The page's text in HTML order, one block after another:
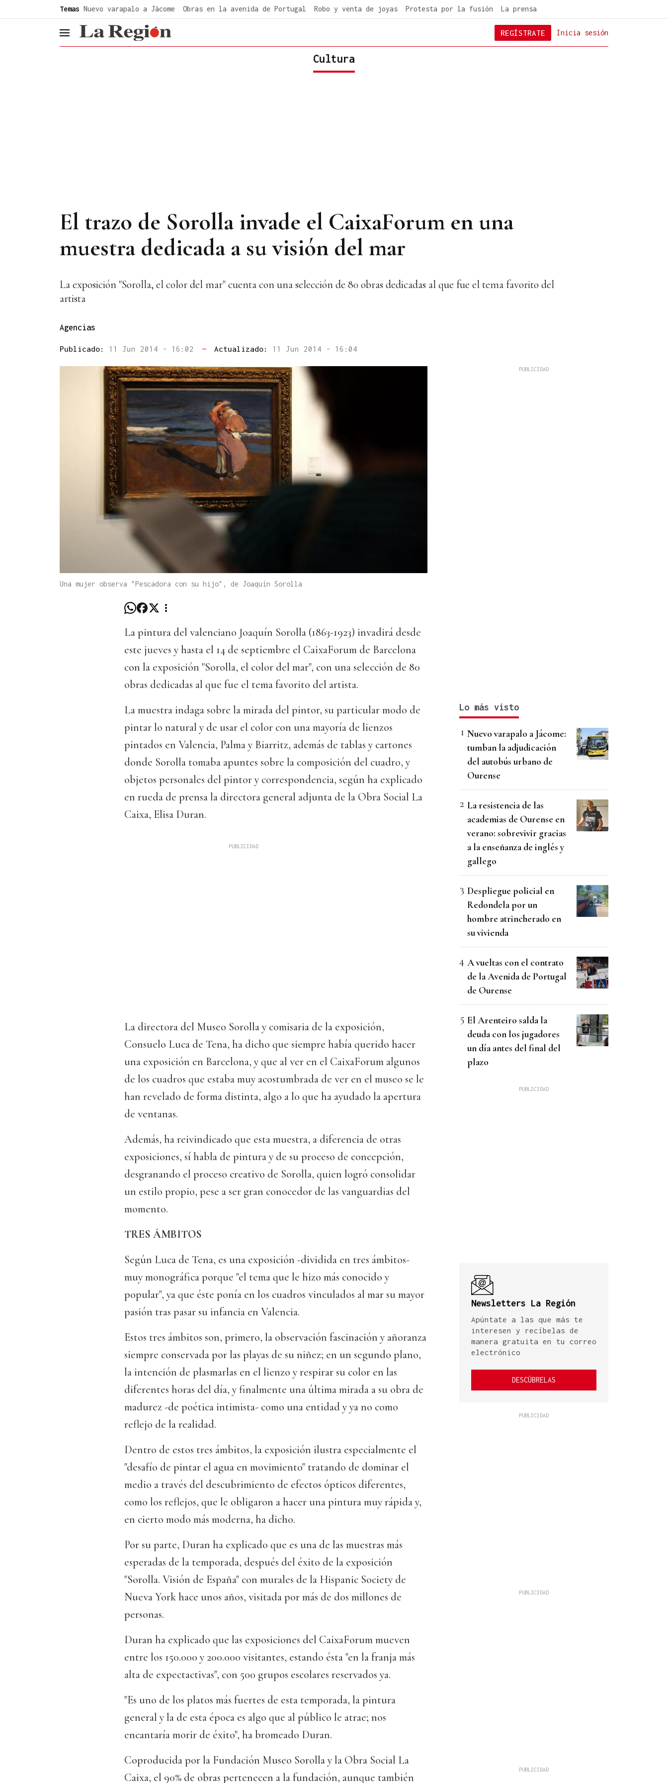
Temas Nuevo varapalo a Jácome Obras en la avenida de Portugal Robo y venta de joyas Protesta por la fusión La prensa
header.menu.open Inicia sesión
REGÍSTRATE
Cultura
El trazo de Sorolla invade el CaixaForum en una
muestra dedicada a su visión del mar
La exposición "Sorolla, el color del mar" cuenta con una selección de 80 obras dedicadas al que fue el tema favorito del
artista
Agencias
Publicado: 11 Jun 2014 - 16:02 — Actualizado: 11 Jun 2014 - 16:04
Una mujer observa "Pescadora con su hijo", de Joaquín Sorolla
La pintura del valenciano Joaquín Sorolla (1863-1923) invadirá desde
este jueves y hasta el 14 de septiembre el CaixaForum de Barcelona
con la exposición "Sorolla, el color del mar", con una selección de 80
obras dedicadas al que fue el tema favorito del artista.
La muestra indaga sobre la mirada del pintor, su particular modo de
pintar lo natural y de usar el color con una mayoría de lienzos
pintados en Valencia, Palma y Biarritz, además de tablas y cartones
donde Sorolla tomaba apuntes sobre la composición del cuadro, y
objetos personales del pintor y correspondencia, según ha explicado
en rueda de prensa la directora general adjunta de la Obra Social La
Caixa, Elisa Duran.
La directora del Museo Sorolla y comisaria de la exposición,
Consuelo Luca de Tena, ha dicho que siempre había querido hacer
una exposición en Barcelona, y que al ver en el CaixaForum algunos
de los cuadros que estaba muy acostumbrada de ver en el museo se le
han revelado de forma distinta, algo a lo que ha ayudado la apertura
de ventanas.
Además, ha reivindicado que esta muestra, a diferencia de otras
exposiciones, sí habla de pintura y de su proceso de concepción,
desgranando el proceso creativo de Sorolla, quien logró consolidar
un estilo propio, pese a ser gran conocedor de las vanguardias del
momento.
TRES ÁMBITOS
Según Luca de Tena, es una exposición -dividida en tres ámbitos-
muy monográfica porque "el tema que le hizo más conocido y
popular", ya que éste ponía en los cuadros vinculados al mar su mayor
pasión tras pasar su infancia en Valencia.
Estos tres ámbitos son, primero, la observación fascinación y añoranza
siempre conservada por las playas de su niñez; en un segundo plano,
la intención de plasmarlas en el lienzo y respirar su color en las
diferentes horas del día, y finalmente una última mirada a su obra de
madurez -de poética intimista- como una entidad y ya no como
reflejo de la realidad.
Dentro de estos tres ámbitos, la exposición ilustra especialmente el
"desafío de pintar el agua en movimiento" tratando de dominar el
medio a través del descubrimiento de efectos ópticos diferentes,
como los reflejos, que le obligaron a hacer una pintura muy rápida y,
en cierto modo más moderna, ha dicho.
Por su parte, Duran ha explicado que es una de las muestras más
esperadas de la temporada, después del éxito de la exposición
"Sorolla. Visión de España" con murales de la Hispanic Society de
Nueva York hace unos años, visitada por más de dos millones de
personas.
Duran ha explicado que las exposiciones del CaixaForum mueven
entre los 150.000 y 200.000 visitantes, estando ésta "en la franja más
alta de expectactivas", con 500 grupos escolares reservados ya.
"Es uno de los platos más fuertes de esta temporada, la pintura
general y la de esta época es algo que al público le atrae; nos
encantaría morir de éxito", ha bromeado Duran.
Coproducida por la Fundación Museo Sorolla y la Obra Social La
Caixa, el 90% de obras pertenecen a la fundación, aunque también
Lo más visto
Nuevo varapalo a Jácome:
tumban la adjudicación
del autobús urbano de
Ourense
La resistencia de las
academias de Ourense en
verano: sobrevivir gracias
a la enseñanza de inglés y
gallego
Despliegue policial en
Redondela por un
hombre atrincherado en
su vivienda
A vueltas con el contrato
de la Avenida de Portugal
de Ourense
El Arenteiro salda la
deuda con los jugadores
un día antes del final del
plazo
Newsletters La Región
Apúntate a las que más te
interesen y recíbelas de
manera gratuita en tu correo
electrónico
DESCÚBRELAS